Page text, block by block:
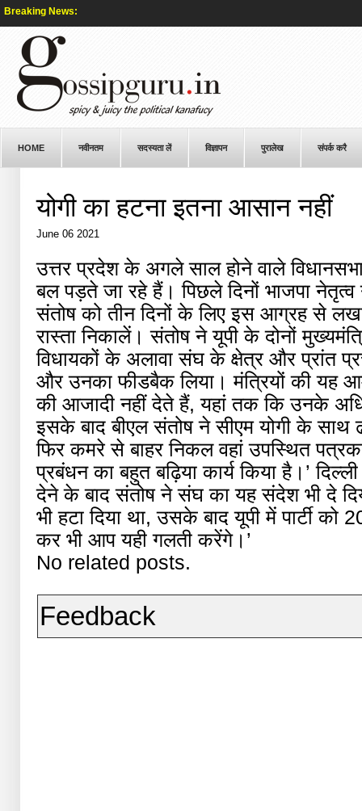
Breaking News:
HOME नवीनतम सदस्यता लें विज्ञापन पुरालेख संपर्क करै
योगी का हटना इतना आसान नहीं
June 06 2021
उत्तर प्रदेश के अगले साल होने वाले
बल पड़ते जा रहे हैं। पिछले दिनों भाजपा नेतृत्व
संतोष को तीन दिनों के लिए इस आग्रह से
रास्ता निकालें। संतोष ने यूपी के दोनों
विधायकों के अलावा संघ के क्षेत्र और प्रांत
और उनका फीडबैक लिया। मंत्रियों की यह
की आजादी नहीं देते हैं, यहां तक कि उनके
इसके बाद बीएल संतोष ने सीएम योगी के
फिर कमरे से बाहर निकल वहां उपस्थित
प्रबंधन का बहुत बढ़िया कार्य किया है।’
देने के बाद संतोष ने संघ का यह संदेश भी दे
भी हटा दिया था, उसके बाद यूपी में पार्टी को
कर भी आप यही गलती करेंगे।’
No related posts.
Feedback